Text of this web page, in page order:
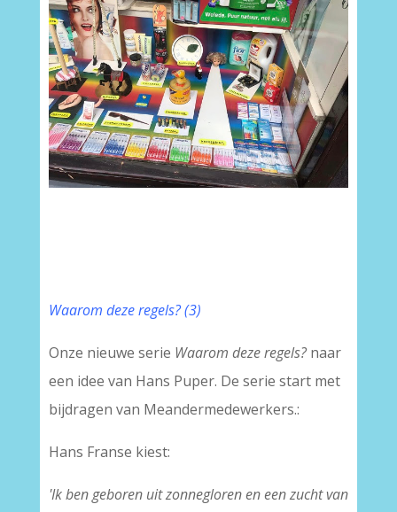
Waarom deze regels? (3)
Onze nieuwe serie Waarom deze regels?naar
een idee van Hans Puper. De serie start met
bijdragen van Meandermedewerkers.:
Hans Franse kiest:
'Ik ben geboren uit zonnegloren en een zucht van